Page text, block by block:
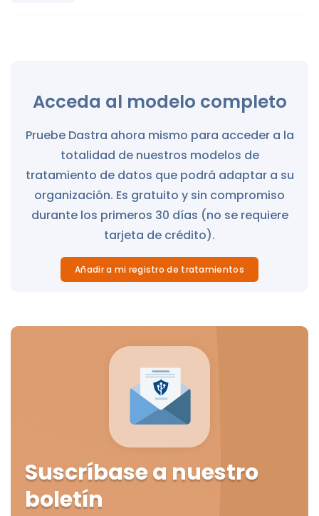
Acceda al modelo completo
Pruebe Dastra ahora mismo para acceder a la
totalidad de nuestros modelos de
tratamiento de datos que podrá adaptar a su
organización. Es gratuito y sin compromiso
durante los primeros 30 días (no se requiere
tarjeta de crédito).
Añadir a mi registro de tratamientos
Suscríbase a nuestro
boletín